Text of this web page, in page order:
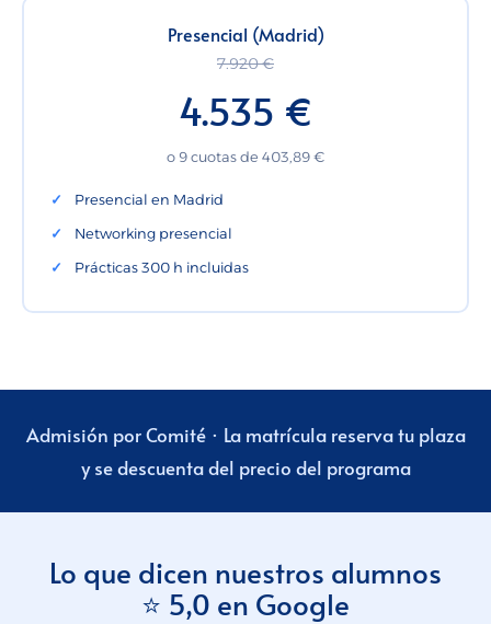
Presencial (Madrid)
7.920 €
4.535 €
o 9 cuotas de 403,89 €
Presencial en Madrid
Networking presencial
Prácticas 300 h incluidas
Admisión por Comité · La matrícula reserva tu plaza
y se descuenta del precio del programa
Lo que dicen nuestros alumnos
⭐ 5,0 en Google